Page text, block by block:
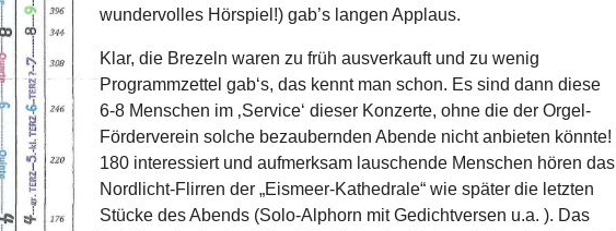
wundervolles Hörspiel!) gab’s langen Applaus.
Klar, die Brezeln waren zu früh ausverkauft und zu wenig
Programmzettel gab‘s, das kennt man schon. Es sind dann diese
6-8 Menschen im ‚Service‘ dieser Konzerte, ohne die der Orgel-
Förderverein solche bezaubernden Abende nicht anbieten könnte!
180 interessiert und aufmerksam lauschende Menschen hören das
Nordlicht-Flirren der „Eismeer-Kathedrale“ wie später die letzten
Stücke des Abends (Solo-Alphorn mit Gedichtversen u.a. ). Das